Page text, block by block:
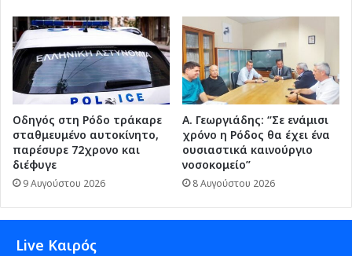
Οδηγός στη Ρόδο τράκαρε
σταθμευμένο αυτοκίνητο,
παρέσυρε 72χρονο και
διέφυγε
9 Αυγούστου 2026
Α. Γεωργιάδης: “Σε ενάμισι
χρόνο η Ρόδος θα έχει ένα
ουσιαστικά καινούργιο
νοσοκομείο”
8 Αυγούστου 2026
Live Καιρός